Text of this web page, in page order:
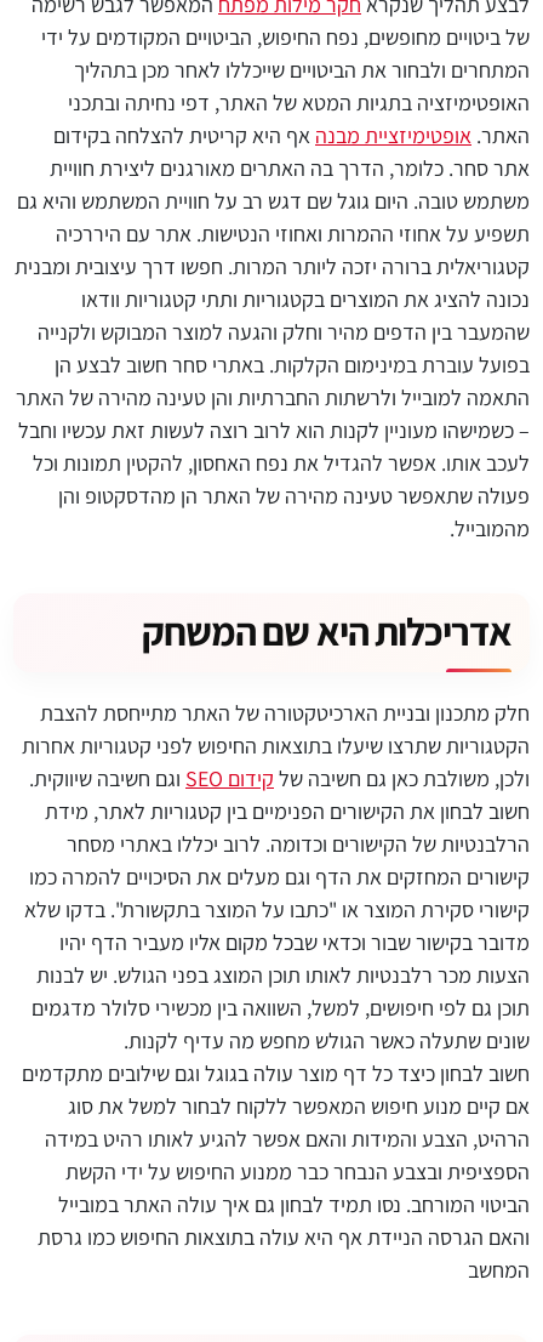
של ביטויים מחופשים, נפח החיפוש, הביטויים המקודמים על ידי
המתחרים ולבחור את הביטויים שייכללו לאחר מכן בתהליך
האופטימיזציה בתגיות המטא של האתר, דפי נחיתה ובתכני
האתר. אופטימיזציית מבנה אף היא קריטית להצלחה בקידום
אתר סחר. כלומר, הדרך בה האתרים מאורגנים ליצירת חוויית
משתמש טובה. היום גוגל שם דגש רב על חוויית המשתמש והיא גם
תשפיע על אחוזי ההמרות ואחוזי הנטישות. אתר עם היררכיה
קטגוריאלית ברורה יזכה ליותר המרות. חפשו דרך עיצובית ומבנית
נכונה להציג את המוצרים בקטגוריות ותתי קטגוריות וודאו
שהמעבר בין הדפים מהיר וחלק והגעה למוצר המבוקש ולקנייה
בפועל עוברת במינימום הקלקות. באתרי סחר חשוב לבצע הן
התאמה למובייל ולרשתות החברתיות והן טעינה מהירה של האתר
– כשמישהו מעוניין לקנות הוא לרוב רוצה לעשות זאת עכשיו וחבל
לעכב אותו. אפשר להגדיל את נפח האחסון, להקטין תמונות וכל
פעולה שתאפשר טעינה מהירה של האתר הן מהדסקטופ והן
מהמובייל.
אדריכלות היא שם המשחק
חלק מתכנון ובניית הארכיטקטורה של האתר מתייחסת להצבת
הקטגוריות שתרצו שיעלו בתוצאות החיפוש לפני קטגוריות אחרות
ולכן, משולבת כאן גם חשיבה של קידום SEO
וגם חשיבה שיווקית.
חשוב לבחון את הקישורים הפנימיים בין קטגוריות לאתר, מידת
הרלבנטיות של הקישורים וכדומה. לרוב יכללו באתרי מסחר
קישורים המחזקים את הדף וגם מעלים את הסיכויים להמרה כמו
קישורי סקירת המוצר או "כתבו על המוצר בתקשורת". בדקו שלא
מדובר בקישור שבור וכדאי שבכל מקום אליו מעביר הדף יהיו
הצעות מכר רלבנטיות לאותו תוכן המוצג בפני הגולש. יש לבנות
תוכן גם לפי חיפושים, למשל, השוואה בין מכשירי סלולר מדגמים
שונים שתעלה כאשר הגולש מחפש מה עדיף לקנות.
חשוב לבחון כיצד כל דף מוצר עולה בגוגל וגם שילובים מתקדמים
אם קיים מנוע חיפוש המאפשר ללקוח לבחור למשל את סוג
הרהיט, הצבע והמידות והאם אפשר להגיע לאותו רהיט במידה
הספציפית ובצבע הנבחר כבר ממנוע החיפוש על ידי הקשת
הביטוי המורחב. נסו תמיד לבחון גם איך עולה האתר במובייל
והאם הגרסה הניידת אף היא עולה בתוצאות החיפוש כמו גרסת
המחשב